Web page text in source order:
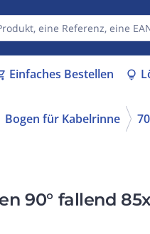
Einfaches Bestellen lightbulb
Bogen für Kabelrinne
90° fallend